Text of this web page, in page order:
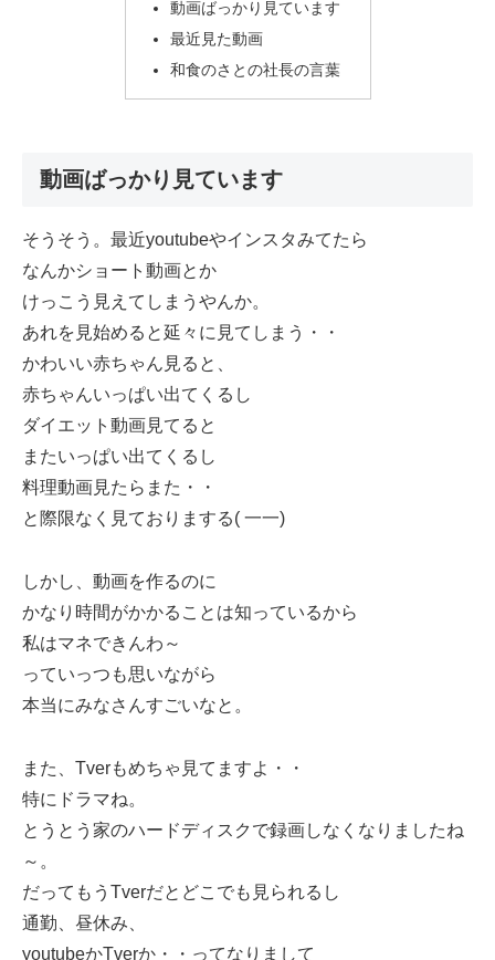
動画ばっかり見ています
最近見た動画
和食のさとの社長の言葉
動画ばっかり見ています
そうそう。最近youtubeやインスタみてたら
なんかショート動画とか
けっこう見えてしまうやんか。
あれを見始めると延々に見てしまう・・
かわいい赤ちゃん見ると、
赤ちゃんいっぱい出てくるし
ダイエット動画見てると
またいっぱい出てくるし
料理動画見たらまた・・
と際限なく見ておりまする( 一一)
しかし、動画を作るのに
かなり時間がかかることは知っているから
私はマネできんわ～
っていっつも思いながら
本当にみなさんすごいなと。
また、Tverもめちゃ見てますよ・・
特にドラマね。
とうとう家のハードディスクで録画しなくなりましたね
～。
だってもうTverだとどこでも見られるし
通勤、昼休み、
youtubeかTverか・・ってなりまして